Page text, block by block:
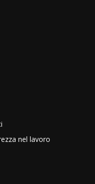
nel lavoro